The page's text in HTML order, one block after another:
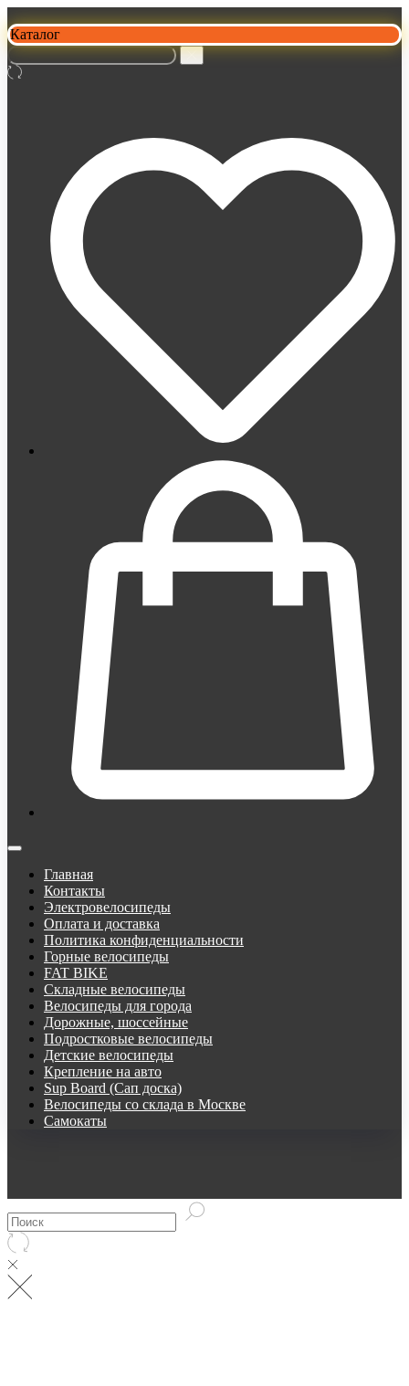
Каталог
Главная
Контакты
Электровелосипеды
Оплата и доставка
Политика конфиденциальности
Горные велосипеды
FAT BIKE
Складные велосипеды
Велосипеды для города
Дорожные, шоссейные
Подростковые велосипеды
Детские велосипеды
Крепление на авто
Sup Board (Сап доска)
Велосипеды со склада в Москве
Самокаты